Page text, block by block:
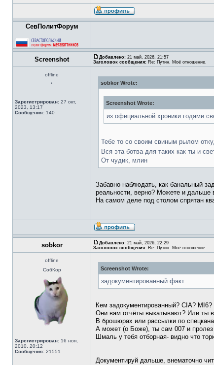
СевПолитФорум
Screenshot Добавлено: 21 май, 2026, 21:57
Заголовок сообщения: Re: Путин. Моё отношение.
offline
*
Зарегистрирован: 27 окт,
2023, 13:17
Сообщения: 140
sobkor Wrote:
Screenshot Wrote:
из официальной хроники годами
Тебе то со своим свиным рылом
Вся эта ботва для таких как ты и
От чудик, млин
Забавно наблюдать, как банальный
реальности, верно? Можете и дальше
На самом деле под столом спрятан
sobkor Добавлено: 21 май, 2026, 22:29
Заголовок сообщения: Re: Путин. Моё отношение.
offline
СобКор
Зарегистрирован: 16 ноя,
2010, 20:12
Сообщения: 21551
Screenshot Wrote:
задокументированный факт
Кем задокументированный? CIA?
Они вам отчёты выкатывают? Или ты
В брошюрах или рассылки по
А может (о Боже), ты сам 007 и
Шмаль у тебя отборная- видно что
Документируй дальше, внематочно